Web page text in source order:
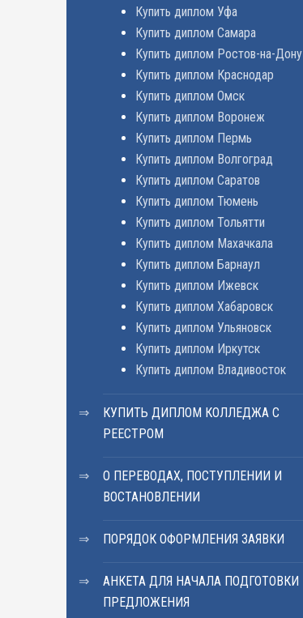
Купить диплом Уфа
Купить диплом Самара
Купить диплом Ростов-на-Дону
Купить диплом Краснодар
Купить диплом Омск
Купить диплом Воронеж
Купить диплом Пермь
Купить диплом Волгоград
Купить диплом Саратов
Купить диплом Тюмень
Купить диплом Тольятти
Купить диплом Махачкала
Купить диплом Барнаул
Купить диплом Ижевск
Купить диплом Хабаровск
Купить диплом Ульяновск
Купить диплом Иркутск
Купить диплом Владивосток
КУПИТЬ ДИПЛОМ КОЛЛЕДЖА С
РЕЕСТРОМ
О ПЕРЕВОДАХ, ПОСТУПЛЕНИИ И
ВОСТАНОВЛЕНИИ
ПОРЯДОК ОФОРМЛЕНИЯ ЗАЯВКИ
АНКЕТА ДЛЯ НАЧАЛА ПОДГОТОВКИ
ПРЕДЛОЖЕНИЯ